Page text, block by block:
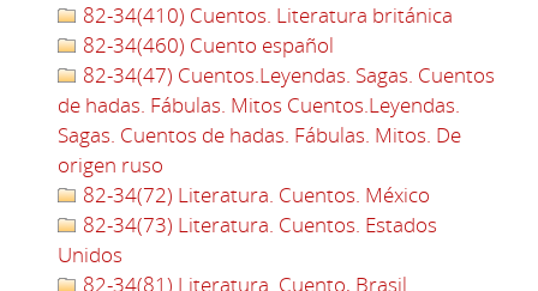
82-34(410) Cuentos. Literatura británica
82-34(460) Cuento español
82-34(47) Cuentos.Leyendas. Sagas. Cuentos
de hadas. Fábulas. Mitos Cuentos.Leyendas.
Sagas. Cuentos de hadas. Fábulas. Mitos. De
origen ruso
82-34(72) Literatura. Cuentos. México
82-34(73) Literatura. Cuentos. Estados
Unidos
82-34(81) Literatura. Cuento, Brasil